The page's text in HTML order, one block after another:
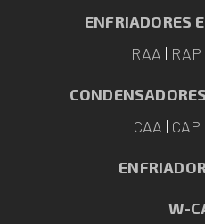
ENFRIADORES
RAA | RAP
CAA | CAP
W-